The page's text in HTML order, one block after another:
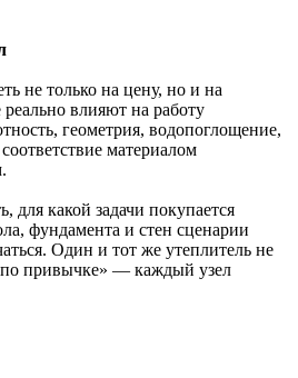
не только на цену, но и на
влияют на работу
геометрия, водопоглощение,
материалом
для какой задачи покупается
фундамента и стен сценарии
Один и тот же утеплитель не
привычке» — каждый узел